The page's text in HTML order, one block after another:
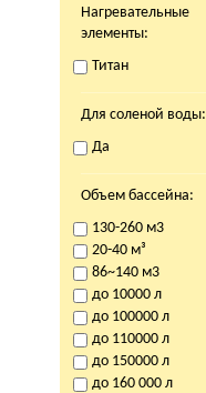
Нагревательные
элементы:
Титан
Для соленой воды:
Да
Объем бассейна:
130-260 м3
20-40 м³
86~140 м3
до 10000 л
до 100000 л
до 110000 л
до 150000 л
до 160 000 л